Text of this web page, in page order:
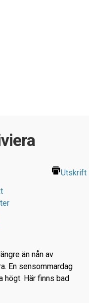
Utskrift
än nån av
En sensommardag
högt. Här finns bad